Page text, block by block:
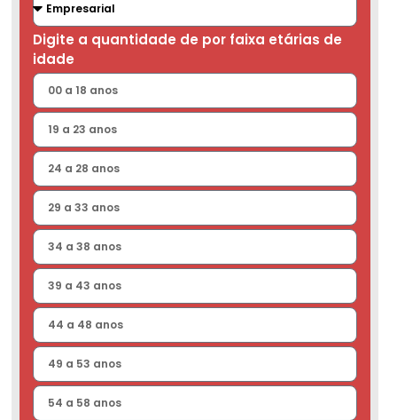
Digite a quantidade de por faixa etárias de
idade